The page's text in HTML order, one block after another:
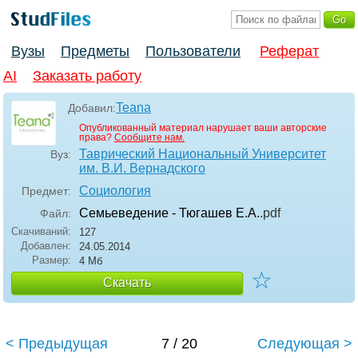
Вузы Предметы Пользователи
Реферат
AI
Заказать работу
Добавил:Teana
Опубликованный материал нарушает ваши авторские
права? Сообщите нам.
Вуз:
Таврический Национальный Университет
им. В.И. Вернадского
Предмет: Социология
Файл: Семьеведение - Тюгашев Е.А..pdf
Скачиваний:
127
Добавлен:
24.05.2014
Размер:
4 Мб
Скачать ☆
< Предыдущая 7 / 20 Следующая >